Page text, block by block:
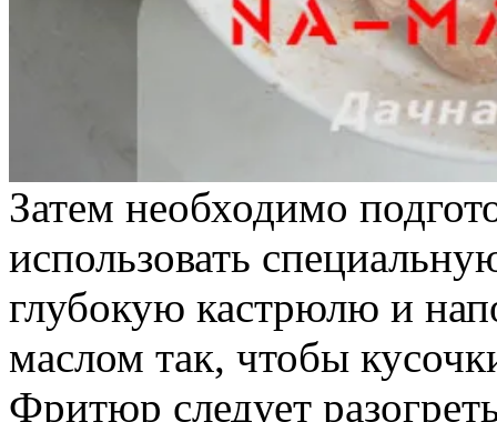
Затем необходимо
использовать
глубокую кастрюлю и
маслом так, чтобы
Фритюр следует